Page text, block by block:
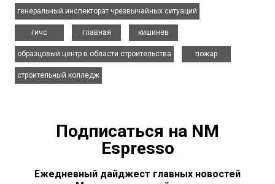
генеральный инспекторат чрезвычайных ситуаций
гичс
главная
кишинев
образцовый центр в области строительства
пожар
строительный колледж
Подписаться на NM
Espresso
Ежедневный дайджест главных новостей